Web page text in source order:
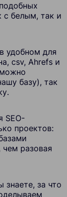
с белым, так и
удобном для
csv, Ahrefs и
базу), так
SEO-
проектов:
разовая
знаете, за что